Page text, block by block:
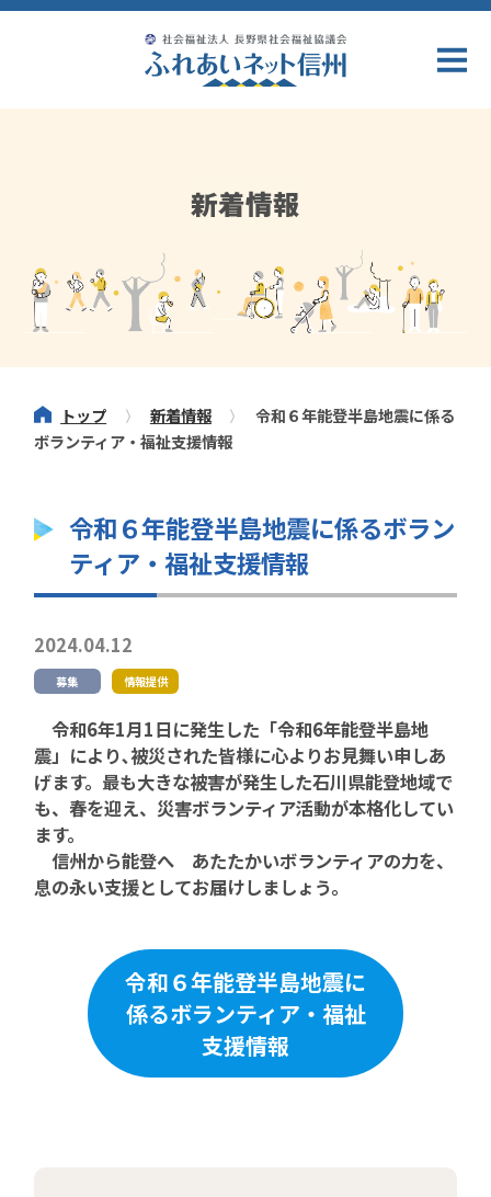
新着情報
トップ 新着情報
令和６年能登半島地震に係る
ボランティア・福祉支援情報
令和６年能登半島地震に係るボラン
ティア・福祉支援情報
2024.04.12
募集 情報提供
令和6年1月1日に発生した「令和6年能登半島地
震」により､被災された皆様に心よりお見舞い申しあ
げます。最も大きな被害が発生した石川県能登地域で
も、春を迎え、災害ボランティア活動が本格化してい
ます。
信州から能登へ あたたかいボランティアの力を、
息の永い支援としてお届けしましょう。
令和６年能登半島地震に
係るボランティア・福祉
支援情報